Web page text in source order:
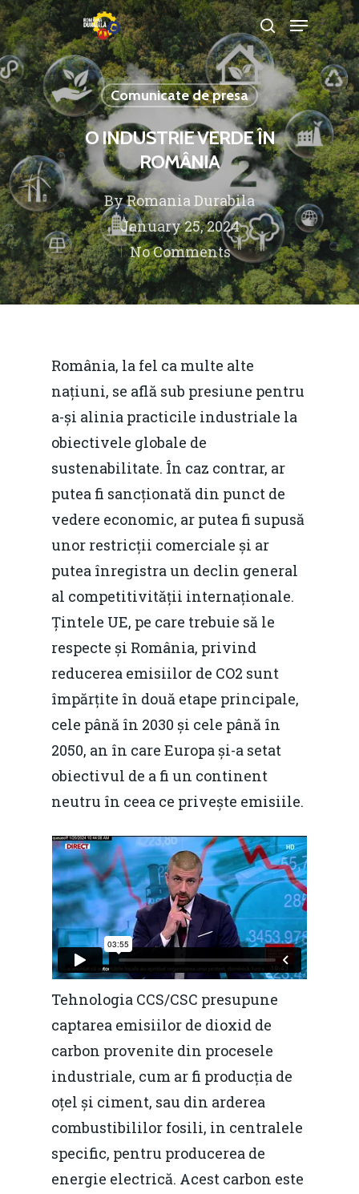
Hit enter to search or ESC to close
Comunicate de presa
O INDUSTRIE VERDE ÎN
ROMÂNIA
ByRomania Durabila
January 25, 2024
No Comments
România, la fel ca multe alte
națiuni, se află sub presiune pentru
a-și alinia practicile industriale la
obiectivele globale de
sustenabilitate. În caz contrar, ar
putea fi sancționată din punct de
vedere economic, ar putea fi supusă
unor restricții comerciale și ar
putea înregistra un declin general
al competitivității internaționale.
Țintele UE, pe care trebuie să le
respecte și România, privind
reducerea emisiilor de CO2 sunt
împărțite în două etape principale,
cele până în 2030 și cele până în
2050, an în care Europa și-a setat
obiectivul de a fi un continent
neutru în ceea ce privește emisiile.
Tehnologia CCS/CSC presupune
captarea emisiilor de dioxid de
carbon provenite din procesele
industriale, cum ar fi producția de
oțel și ciment, sau din arderea
combustibililor fosili, in centralele
specific, pentru producerea de
energie electrică. Acest carbon este